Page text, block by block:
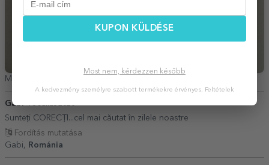
Maria Viorica Schipo,
Gabi 18 Július 2026
Sunteți CORECȚI...cel mai căutat în zilele noastre
Fordítás mutatása
Gabi,
Románia
KUPON KÜLDÉSE
Most nem, kérdezzen később
A kedvezmény személyre szabott termékekre érvényes. Feltételek